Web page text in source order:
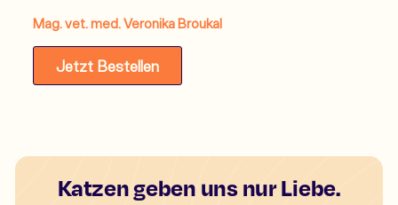
Mag. vet. med. Veronika Broukal
Jetzt Bestellen
Katzen geben uns nur Liebe.